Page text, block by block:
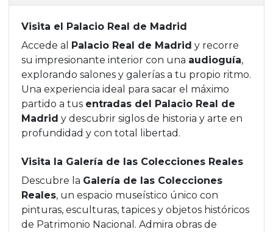
Visita el Palacio Real de Madrid
Accede al Palacio Real de Madrid y recorre
su impresionante interior con una audioguía,
explorando salones y galerías a tu propio ritmo.
Una experiencia ideal para sacar el máximo
partido a tus entradas del Palacio Real de
Madrid y descubrir siglos de historia y arte en
profundidad y con total libertad.
Visita la Galería de las Colecciones Reales
Descubre la Galería de las Colecciones
Reales, un espacio museístico único con
pinturas, esculturas, tapices y objetos históricos
de Patrimonio Nacional. Admira obras de